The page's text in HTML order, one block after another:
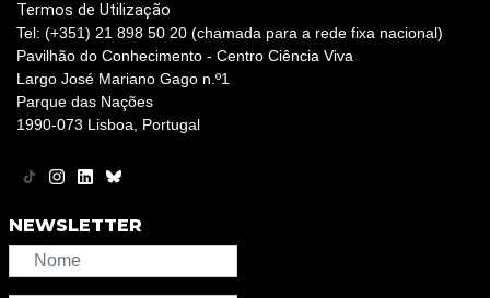
Termos de Utilização
Tel: (+351) 21 898 50 20 (chamada para a rede fixa nacional)
Pavilhão do Conhecimento - Centro Ciência Viva
Largo José Mariano Gago n.º1
Parque das Nações
1990-073 Lisboa, Portugal
NEWSLETTER